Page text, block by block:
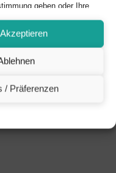
geben oder Ihre
unsere
/ Präferenzen